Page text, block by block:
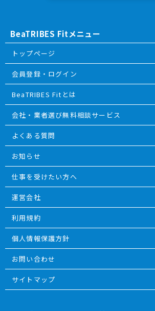
BeaTRIBES Fitメニュー
トップページ
会員登録・ログイン
BeaTRIBES Fitとは
会社・業者選び無料相談サービス
よくある質問
お知らせ
仕事を受けたい方へ
運営会社
利用規約
個人情報保護方針
お問い合わせ
サイトマップ